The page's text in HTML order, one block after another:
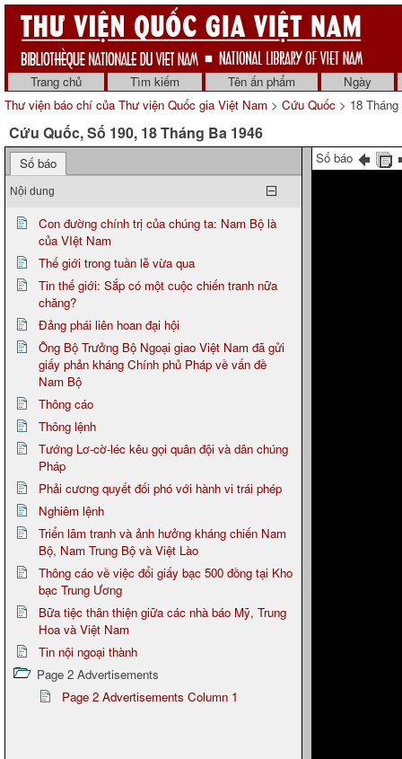
Trang chủ Tìm kiếm Tên ấn phẩm
Ngày
Thư viện báo chí của Thư viện Quốc gia Việt Nam > Cứu Quốc > 18
Cứu Quốc, Số 190, 18 Tháng Ba 1946
Số báo
Nội dung
Con đường chính trị của chúng ta: Nam Bộ là
của VIệt Nam
Thế giới trong tuần lễ vừa qua
Tin thế giới: Sắp có một cuộc chiến tranh nữa
chăng?
Đảng phái liên hoan đại hội
Ông Bộ Trưởng Bộ Ngoại giao Việt Nam đã gửi
giấy phản kháng Chính phủ Pháp về vấn đề
Nam Bộ
Thông cáo
Thông lệnh
Tướng Lơ-cờ-léc kêu gọi quân đội và dân chúng
Pháp
Phải cương quyết đối phó với hành vi trái phép
Nghiêm lệnh
Triển lãm tranh và ảnh hưởng kháng chiến Nam
Bộ, Nam Trung Bộ và Việt Lào
Thông cáo về việc đổi giấy bạc 500 đồng tại Kho
bạc Trung Ương
Bữa tiệc thân thiện giữa các nhà báo Mỹ, Trung
Hoa và Việt Nam
Tin nội ngoại thành
Page 2 Advertisements
Page 2 Advertisements Column 1
Số báo